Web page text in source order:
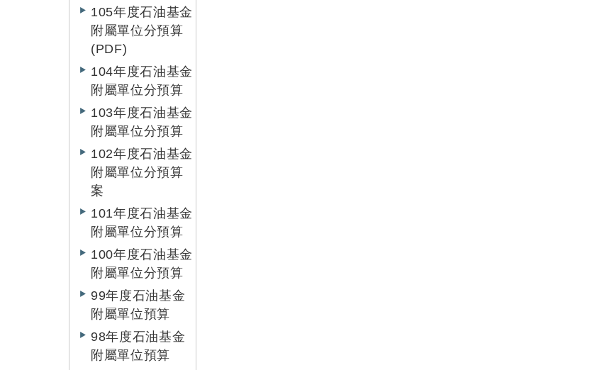
105年度石油基金
附屬單位分預算
(PDF)
104年度石油基金
附屬單位分預算
103年度石油基金
附屬單位分預算
102年度石油基金
附屬單位分預算
案
101年度石油基金
附屬單位分預算
100年度石油基金
附屬單位分預算
99年度石油基金
附屬單位預算
98年度石油基金
附屬單位預算